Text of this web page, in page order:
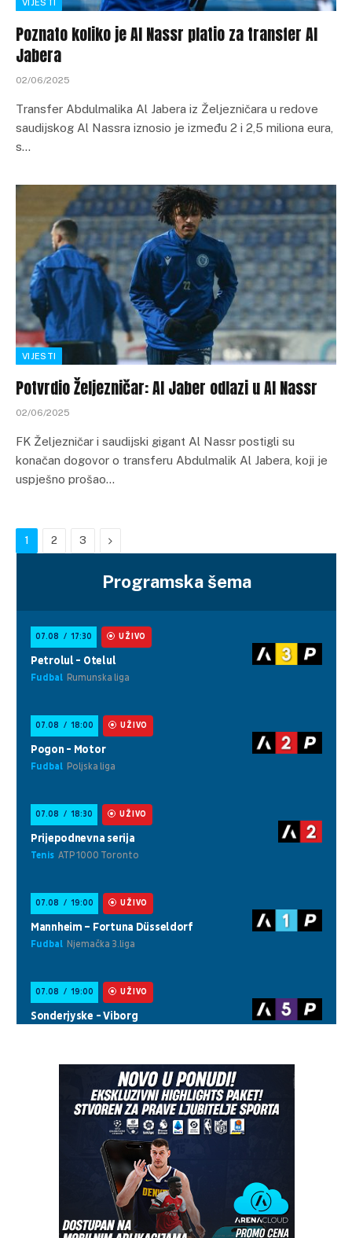
VIJESTI
Poznato koliko je Al Nassr platio za transfer Al
Jabera
02/06/2025
Transfer Abdulmalika Al Jabera iz Željezničara u redove
saudijskog Al Nassra iznosio je između 2 i 2,5 miliona eura,
s…
VIJESTI
Potvrdio Željezničar: Al Jaber odlazi u Al Nassr
02/06/2025
FK Željezničar i saudijski gigant Al Nassr postigli su
konačan dogovor o transferu Abdulmalik Al Jabera, koji je
uspješno prošao…
1 2 3 Next
Programska šema